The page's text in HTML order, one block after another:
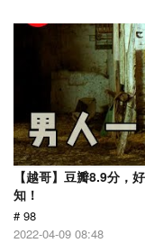
【越哥】豆瓣8.9分，
知！
# 98
2022-04-09 08:48